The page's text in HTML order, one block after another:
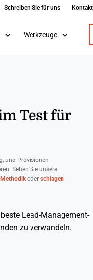
Schreiben Sie für uns Kontakt
Werkzeuge
Test für
und Provisionen
Sehen Sie unsere
Methodikoder schlagen
Lead-Management-
zu verwandeln.